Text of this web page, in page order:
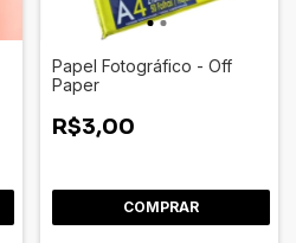
Papel Fotográfico - Off
Paper
R$3,00
COMPRAR